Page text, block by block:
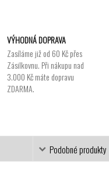
VÝHODNÁ DOPRAVA
Zasíláme již od 60 Kč přes
Zásilkovnu. Při nákupu nad
3.000 Kč máte dopravu
ZDARMA.
Podobné produkty